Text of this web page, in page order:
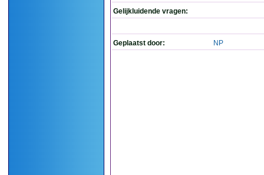
Gelijkluidende vragen:
Geplaatst door: NP